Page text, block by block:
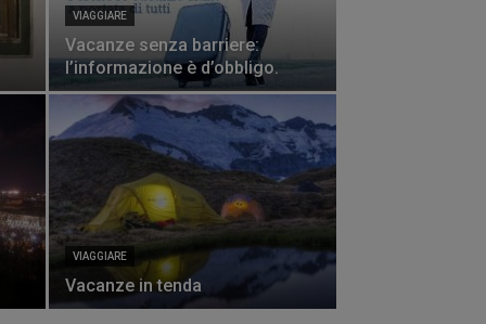
VIAGGIARE
Vacanze senza barriere:
l’informazione è d’obbligo.
VIAGGIARE
Vacanze in tenda